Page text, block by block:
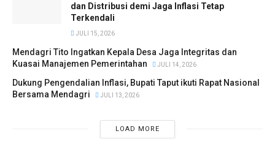
dan Distribusi demi Jaga Inflasi Tetap
Terkendali
JULI 15, 2026
Mendagri Tito Ingatkan Kepala Desa Jaga Integritas dan
Kuasai Manajemen Pemerintahan
JULI 14, 2026
Dukung Pengendalian Inflasi, Bupati Taput ikuti Rapat Nasional
Bersama Mendagri
JULI 13, 2026
LOAD MORE